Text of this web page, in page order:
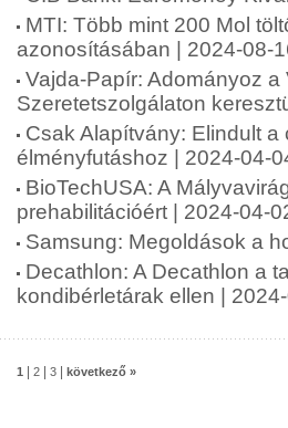
MTI: Több mint 200 Mol
azonosításában | 2024-08-
Vajda-Papír: Adományoz
Szeretetszolgálaton
Csak Alapítvány: Elindult
élményfutáshoz | 2024-04-
BioTechUSA: A
prehabilitációért | 2024-04-
Samsung: Megoldások a
Decathlon: A Decathlon a
kondibérletárak ellen |
1 2 3 következő »